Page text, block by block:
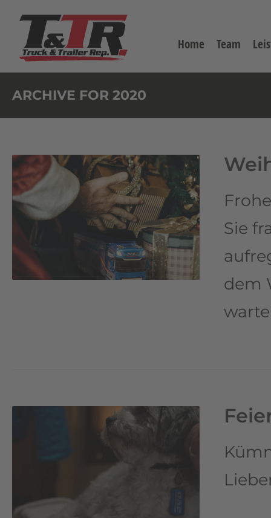
Home Team
ARCHIVE FOR 2020
Sie
dem